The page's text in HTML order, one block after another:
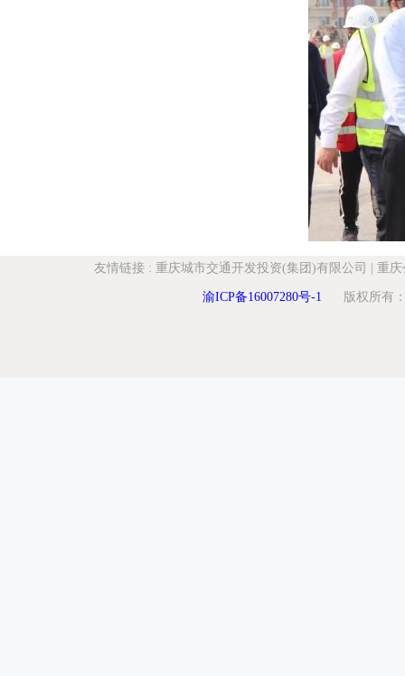
友情链接 : 重庆城市交通开发投资(集团)有限公司 重庆
渝ICP备16007280号-1 版权所有：